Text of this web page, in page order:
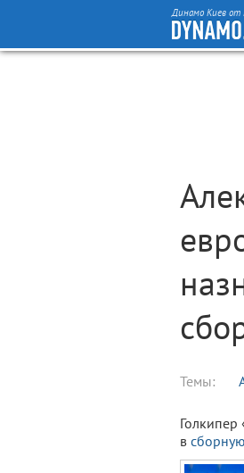
Динамо Киев от
Темы:
Голкипер
в